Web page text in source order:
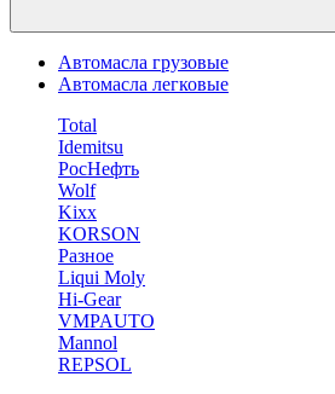
Автомасла грузовые
Автомасла легковые
Total
Idemitsu
РосНефть
Wolf
Kixx
KORSON
Разное
Liqui Moly
Hi-Gear
VMPAUTO
Mannol
REPSOL